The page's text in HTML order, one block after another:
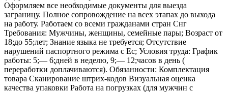
Оформляем все необходимые документы для выезда
заграницу. Полное сопровождение на всех этапах до выхода
на работу. Работаем со всеми гражданами стран Снг
Требования: Мужчины, женщины, семейные пары; Возраст от
18;до 55;лет; Знание языка не требуется; Отсутствие
нарушений паспортного режима с Ес; Условия труда: График
работы: 5;— 6;дней в неделю, 9;— 12;часов в день (
переработки доплачиваются). Обязанности: Комплектация
товара Сканирование штрих-кодов Визуальная оценка
качества упаковки Работа на погрузках (для мужчин с